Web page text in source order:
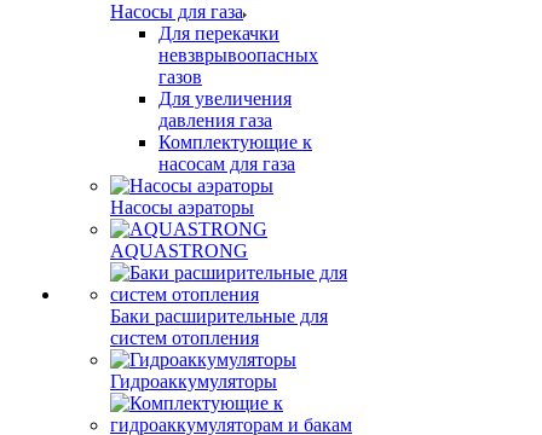
Насосы для газа
Для перекачки
невзврывоопасных
газов
Для увеличения
давления газа
Комплектующие к
насосам для газа
Насосы аэраторы
AQUASTRONG
Баки расширительные для
систем отопления
Гидроаккумуляторы